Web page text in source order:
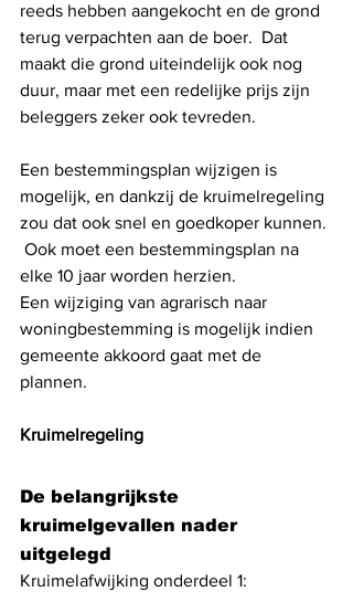
reeds hebben aangekocht en de grond
terug verpachten aan de boer.  Dat
maakt die grond uiteindelijk ook nog
duur, maar met een redelijke prijs zijn
beleggers zeker ook tevreden.
Een bestemmingsplan wijzigen is
mogelijk, en dankzij de kruimelregeling
zou dat ook snel en goedkoper kunnen.
Ook moet een bestemmingsplan na
elke 10 jaar worden herzien.
Een wijziging van agrarisch naar
woningbestemming is mogelijk indien
gemeente akkoord gaat met de
plannen.
Kruimelregeling
De belangrijkste
kruimelgevallen nader
uitgelegd
Kruimelafwijking onderdeel 1: